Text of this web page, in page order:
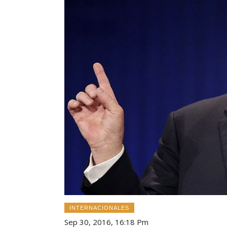
INTERNACIONALES
Sep 30, 2016, 16:18 Pm